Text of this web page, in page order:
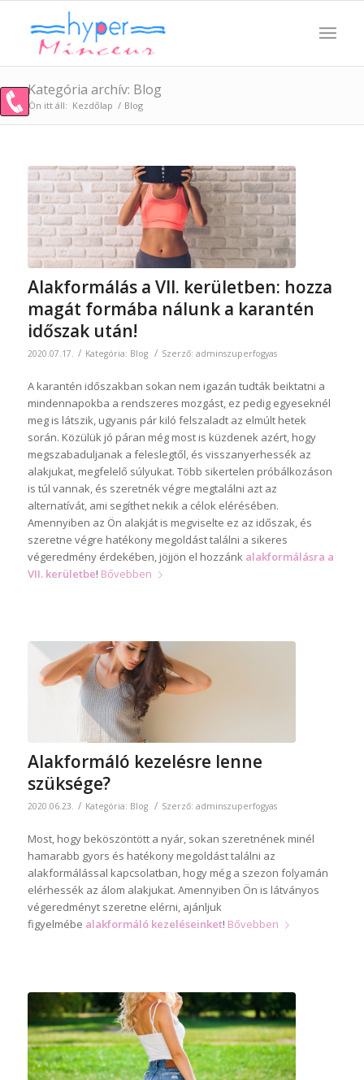
Kategória archív: Blog
Ön itt áll: Kezdőlap / Blog
Alakformálás a VII. kerületben: hozza
magát formába nálunk a karantén
időszak után!
2020.07.17. / Kategória: Blog / Szerző: adminszuperfogyas
A karantén időszakban sokan nem igazán tudták beiktatni a
mindennapokba a rendszeres mozgást, ez pedig egyeseknél
meg is látszik, ugyanis pár kiló felszaladt az elmúlt hetek
során. Közülük jó páran még most is küzdenek azért, hogy
megszabaduljanak a feleslegtől, és visszanyerhessék az
alakjukat, megfelelő súlyukat. Több sikertelen próbálkozáson
is túl vannak, és szeretnék végre megtalálni azt az
alternatívát, ami segíthet nekik a célok elérésében.
Amennyiben az Ön alakját is megviselte ez az időszak, és
szeretne végre hatékony megoldást találni a sikeres
végeredmény érdekében, jöjjön el hozzánk alakformálásra a
VII. kerületbe! Bővebben
Alakformáló kezelésre lenne
szüksége?
2020.06.23. / Kategória: Blog / Szerző: adminszuperfogyas
Most, hogy beköszöntött a nyár, sokan szeretnének minél
hamarabb gyors és hatékony megoldást találni az
alakformálással kapcsolatban, hogy még a szezon folyamán
elérhessék az álom alakjukat. Amennyiben Ön is látványos
végeredményt szeretne elérni, ajánljuk
figyelmébe alakformáló kezeléseinket! Bővebben